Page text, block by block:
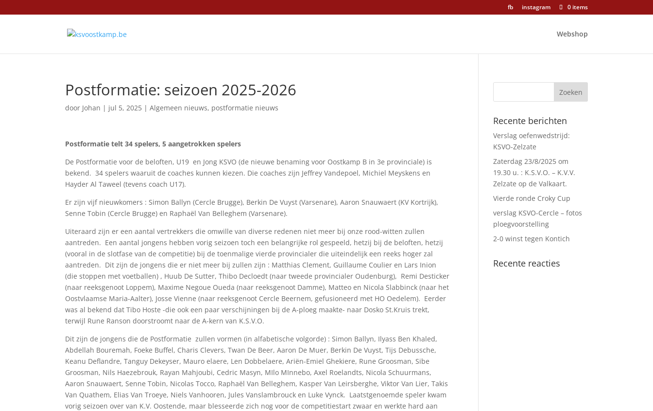
fb instagram 0 items
Webshop
Postformatie: seizoen 2025-2026
door Johan | jul 5, 2025 |Algemeen nieuws, postformatie nieuws
Postformatie telt 34 spelers, 5 aangetrokken spelers
De Postformatie voor de beloften, U19 en Jong KSVO (de nieuwe benaming voor Oostkamp B in 3e provinciale) is
bekend. 34 spelers waaruit de coaches kunnen kiezen. Die coaches zijn Jeffrey Vandepoel, Michiel Meyskens en
Hayder Al Taweel (tevens coach U17).
Er zijn vijf nieuwkomers : Simon Ballyn (Cercle Brugge), Berkin De Vuyst (Varsenare), Aaron Snauwaert (KV Kortrijk),
Senne Tobin (Cercle Brugge) en Raphaël Van Belleghem (Varsenare).
Uiteraard zijn er een aantal vertrekkers die omwille van diverse redenen niet meer bij onze rood-witten zullen
aantreden. Een aantal jongens hebben vorig seizoen toch een belangrijke rol gespeeld, hetzij bij de beloften, hetzij
(vooral in de slotfase van de competitie) bij de toenmalige vierde provincialer die uiteindelijk een reeks hoger zal
aantreden. Dit zijn de jongens die er niet meer bij zullen zijn : Matthias Clement, Guillaume Coulier en Lars Inion
(die stoppen met voetballen) , Huub De Sutter, Thibo Decloedt (naar tweede provincialer Oudenburg), Remi Desticker
(naar reeksgenoot Loppem), Maxime Negoue Oueda (naar reeksgenoot Damme), Matteo en Nicola Slabbinck (naar het
Oostvlaamse Maria-Aalter), Josse Vienne (naar reeksgenoot Cercle Beernem, gefusioneerd met HO Oedelem). Eerder
was al bekend dat Tibo Hoste -die ook een paar verschijningen bij de A-ploeg maakte- naar Dosko St.Kruis trekt,
terwijl Rune Ranson doorstroomt naar de A-kern van K.S.V.O.
Dit zijn de jongens die de Postformatie zullen vormen (in alfabetische volgorde) : Simon Ballyn, Ilyass Ben Khaled,
Abdellah Bouremah, Foeke Buffel, Charis Clevers, Twan De Beer, Aaron De Muer, Berkin De Vuyst, Tijs Debussche,
Keanu Deflandre, Tanguy Dekeyser, Mauro elaere, Len Dobbelaere, Ariën-Emiel Ghekiere, Rune Groosman, Sibe
Groosman, Nils Haezebrouk, Rayan Mahjoubi, Cedric Masyn, MIlo MInnebo, Axel Roelandts, Nicola Schuurmans,
Aaron Snauwaert, Senne Tobin, Nicolas Tocco, Raphaël Van Belleghem, Kasper Van Leirsberghe, Viktor Van Lier, Takis
Van Quathem, Elias Van Troeye, Niels Vanhooren, Jules Vanslambrouck en Luke Vynck. Laatstgenoemde speler kwam
vorig seizoen over van K.V. Oostende, maar blesseerde zich nog voor de competitiestart zwaar en werkte hard aan
Recente berichten
Verslag oefenwedstrijd:
KSVO-Zelzate
Zaterdag 23/8/2025 om
19.30 u. : K.S.V.O. – K.V.V.
Zelzate op de Valkaart.
Vierde ronde Croky Cup
verslag KSVO-Cercle – fotos
ploegvoorstelling
2-0 winst tegen Kontich
Recente reacties